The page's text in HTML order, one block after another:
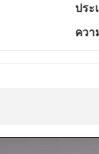
ประ
ควา